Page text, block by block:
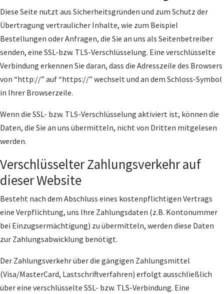
Diese Seite nutzt aus Sicherheitsgründen und zum Schutz der
Übertragung vertraulicher Inhalte, wie zum Beispiel
Bestellungen oder Anfragen, die Sie an uns als Seitenbetreiber
senden, eine SSL-bzw. TLS-Verschlüsselung. Eine verschlüsselte
Verbindung erkennen Sie daran, dass die Adresszeile des Browsers
von “http://” auf “https://” wechselt und an dem Schloss-Symbol
in Ihrer Browserzeile.
Wenn die SSL- bzw. TLS-Verschlüsselung aktiviert ist, können die
Daten, die Sie an uns übermitteln, nicht von Dritten mitgelesen
werden.
Verschlüsselter Zahlungsverkehr auf
dieser Website
Besteht nach dem Abschluss eines kostenpflichtigen Vertrags
eine Verpflichtung, uns Ihre Zahlungsdaten (z.B. Kontonummer
bei Einzugsermächtigung) zu übermitteln, werden diese Daten
zur Zahlungsabwicklung benötigt.
Der Zahlungsverkehr über die gängigen Zahlungsmittel
(Visa/MasterCard, Lastschriftverfahren) erfolgt ausschließlich
über eine verschlüsselte SSL- bzw. TLS-Verbindung. Eine